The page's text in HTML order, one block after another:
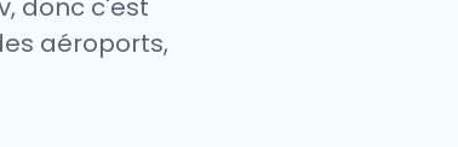
donc c'est
aéroports,